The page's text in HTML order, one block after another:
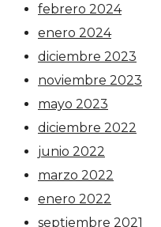
febrero 2024
enero 2024
diciembre 2023
noviembre 2023
mayo 2023
diciembre 2022
junio 2022
marzo 2022
enero 2022
septiembre 2021